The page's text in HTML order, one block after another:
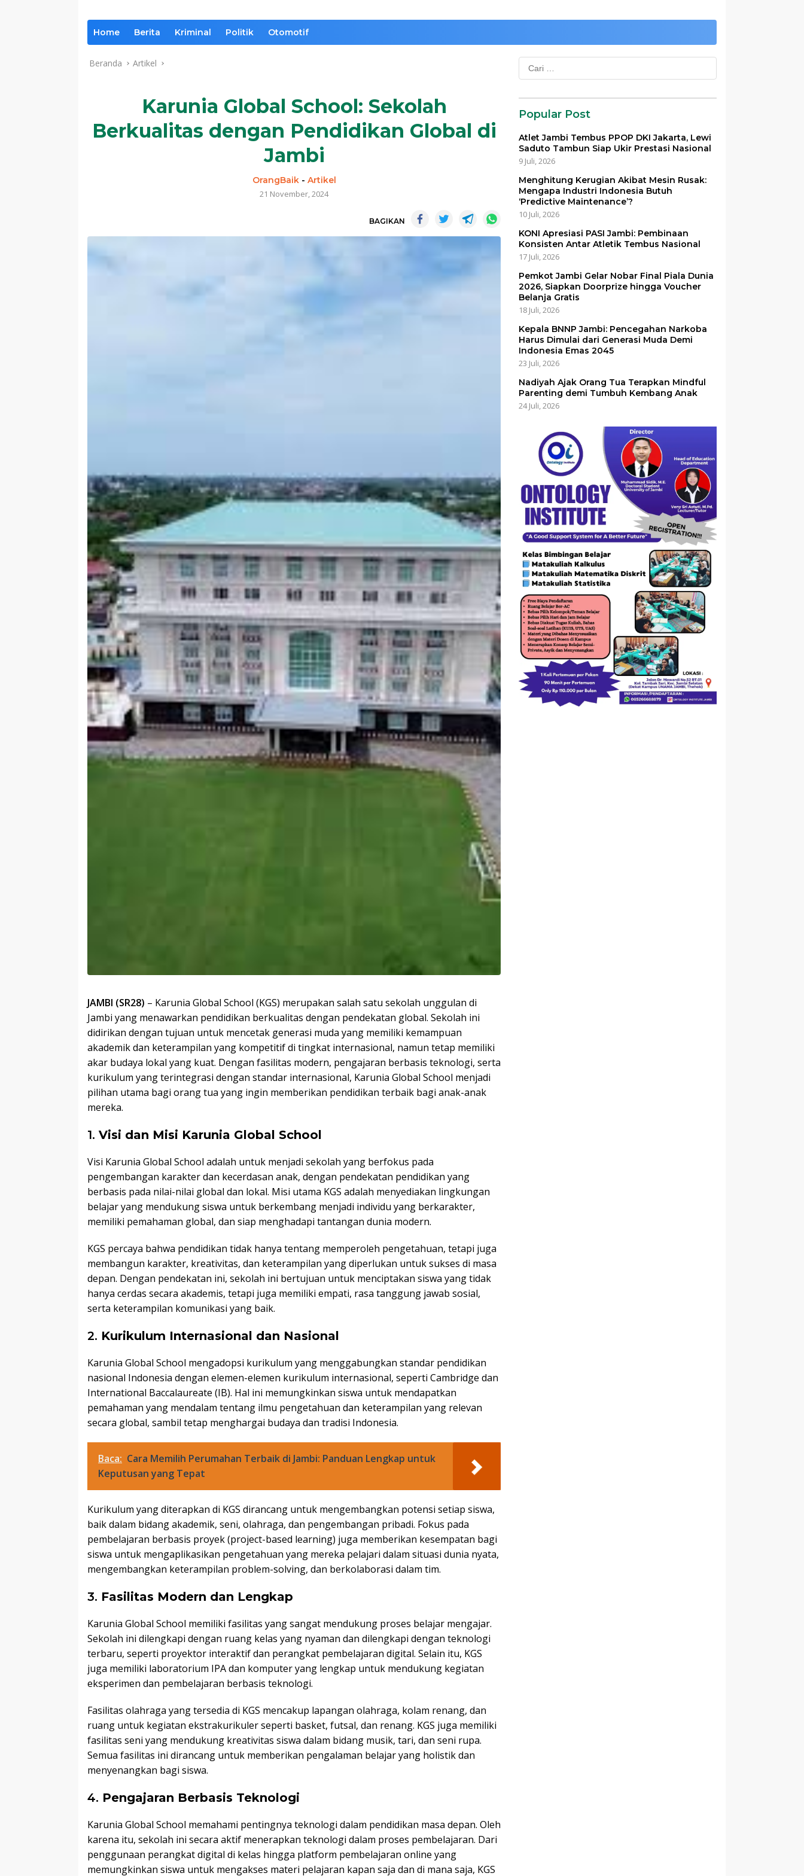
Home Berita Kriminal Politik Otomotif
Beranda Artikel
Karunia Global School: Sekolah
Berkualitas dengan Pendidikan Global di
Jambi
OrangBaik- Artikel
21 November, 2024
Komentar
BAGIKAN
JAMBI (SR28) – Karunia Global School (KGS) merupakan salah satu sekolah unggulan di
Jambi yang menawarkan pendidikan berkualitas dengan pendekatan global. Sekolah ini
didirikan dengan tujuan untuk mencetak generasi muda yang memiliki kemampuan
akademik dan keterampilan yang kompetitif di tingkat internasional, namun tetap memiliki
akar budaya lokal yang kuat. Dengan fasilitas modern, pengajaran berbasis teknologi, serta
kurikulum yang terintegrasi dengan standar internasional, Karunia Global School menjadi
pilihan utama bagi orang tua yang ingin memberikan pendidikan terbaik bagi anak-anak
mereka.
1. Visi dan Misi Karunia Global School
Visi Karunia Global School adalah untuk menjadi sekolah yang berfokus pada
pengembangan karakter dan kecerdasan anak, dengan pendekatan pendidikan yang
berbasis pada nilai-nilai global dan lokal. Misi utama KGS adalah menyediakan lingkungan
belajar yang mendukung siswa untuk berkembang menjadi individu yang berkarakter,
memiliki pemahaman global, dan siap menghadapi tantangan dunia modern.
KGS percaya bahwa pendidikan tidak hanya tentang memperoleh pengetahuan, tetapi juga
membangun karakter, kreativitas, dan keterampilan yang diperlukan untuk sukses di masa
depan. Dengan pendekatan ini, sekolah ini bertujuan untuk menciptakan siswa yang tidak
hanya cerdas secara akademis, tetapi juga memiliki empati, rasa tanggung jawab sosial,
serta keterampilan komunikasi yang baik.
2. Kurikulum Internasional dan Nasional
Karunia Global School mengadopsi kurikulum yang menggabungkan standar pendidikan
nasional Indonesia dengan elemen-elemen kurikulum internasional, seperti Cambridge dan
International Baccalaureate (IB). Hal ini memungkinkan siswa untuk mendapatkan
pemahaman yang mendalam tentang ilmu pengetahuan dan keterampilan yang relevan
secara global, sambil tetap menghargai budaya dan tradisi Indonesia.
Baca: Cara Memilih Perumahan Terbaik di Jambi: Panduan Lengkap untuk
Keputusan yang Tepat
Kurikulum yang diterapkan di KGS dirancang untuk mengembangkan potensi setiap siswa,
baik dalam bidang akademik, seni, olahraga, dan pengembangan pribadi. Fokus pada
pembelajaran berbasis proyek (project-based learning) juga memberikan kesempatan bagi
siswa untuk mengaplikasikan pengetahuan yang mereka pelajari dalam situasi dunia nyata,
mengembangkan keterampilan problem-solving, dan berkolaborasi dalam tim.
3. Fasilitas Modern dan Lengkap
Karunia Global School memiliki fasilitas yang sangat mendukung proses belajar mengajar.
Sekolah ini dilengkapi dengan ruang kelas yang nyaman dan dilengkapi dengan teknologi
terbaru, seperti proyektor interaktif dan perangkat pembelajaran digital. Selain itu, KGS
juga memiliki laboratorium IPA dan komputer yang lengkap untuk mendukung kegiatan
eksperimen dan pembelajaran berbasis teknologi.
Fasilitas olahraga yang tersedia di KGS mencakup lapangan olahraga, kolam renang, dan
ruang untuk kegiatan ekstrakurikuler seperti basket, futsal, dan renang. KGS juga memiliki
fasilitas seni yang mendukung kreativitas siswa dalam bidang musik, tari, dan seni rupa.
Semua fasilitas ini dirancang untuk memberikan pengalaman belajar yang holistik dan
menyenangkan bagi siswa.
4. Pengajaran Berbasis Teknologi
Karunia Global School memahami pentingnya teknologi dalam pendidikan masa depan. Oleh
karena itu, sekolah ini secara aktif menerapkan teknologi dalam proses pembelajaran. Dari
penggunaan perangkat digital di kelas hingga platform pembelajaran online yang
memungkinkan siswa untuk mengakses materi pelajaran kapan saja dan di mana saja, KGS
Cari
untuk:
Popular Post
Atlet Jambi Tembus PPOP DKI Jakarta, Lewi
Saduto Tambun Siap Ukir Prestasi Nasional
9 Juli, 2026
Menghitung Kerugian Akibat Mesin Rusak:
Mengapa Industri Indonesia Butuh
‘Predictive Maintenance’?
10 Juli, 2026
KONI Apresiasi PASI Jambi: Pembinaan
Konsisten Antar Atletik Tembus Nasional
17 Juli, 2026
Pemkot Jambi Gelar Nobar Final Piala Dunia
2026, Siapkan Doorprize hingga Voucher
Belanja Gratis
18 Juli, 2026
Kepala BNNP Jambi: Pencegahan Narkoba
Harus Dimulai dari Generasi Muda Demi
Indonesia Emas 2045
23 Juli, 2026
Nadiyah Ajak Orang Tua Terapkan Mindful
Parenting demi Tumbuh Kembang Anak
24 Juli, 2026